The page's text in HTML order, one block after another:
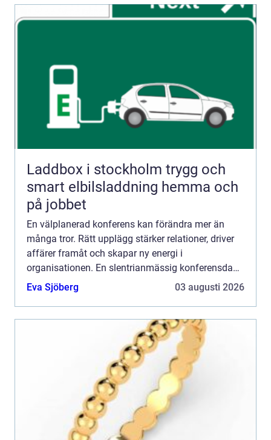
Laddbox i stockholm trygg och
smart elbilsladdning hemma och
på jobbet
En välplanerad konferens kan förändra mer än
många tror. Rätt upplägg stärker relationer, driver
affärer framåt och skapar ny energi i
organisationen. En slentrianmässig konferensdag
kan dä...
Eva Sjöberg 03 augusti 2026